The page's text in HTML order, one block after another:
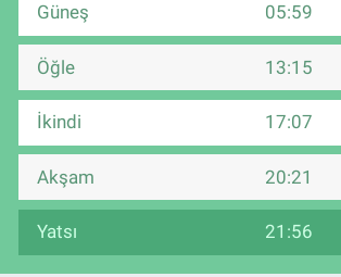
Güneş 05:59
Öğle 13:15
İkindi 17:07
Akşam 20:21
Yatsı 21:56